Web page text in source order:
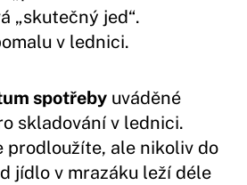
„skutečný jed“.
v lednici.
spotřeby uváděné
skladování v lednici.
prodloužíte, ale nikoliv do
jídlo v mrazáku leží déle